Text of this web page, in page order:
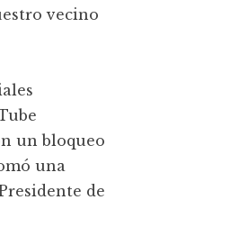
vecino
un bloqueo
una
de